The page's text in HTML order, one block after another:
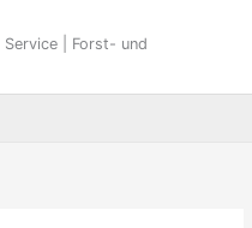
| Forst- und